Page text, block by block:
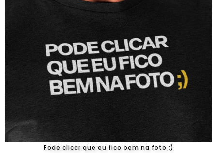
Pode clicar que eu fico bem na foto ;)